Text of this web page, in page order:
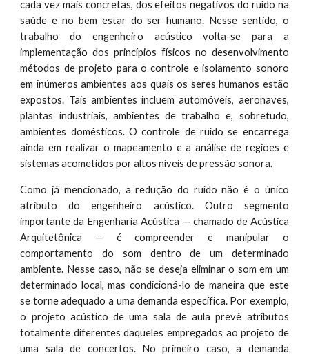
cada vez mais concretas, dos efeitos negativos do ruído na
saúde e no bem estar do ser humano. Nesse sentido, o
trabalho do engenheiro acústico volta-se para a
implementação dos princípios físicos no desenvolvimento
métodos de projeto para o controle e isolamento sonoro
em inúmeros ambientes aos quais os seres humanos estão
expostos. Tais ambientes incluem automóveis, aeronaves,
plantas industriais, ambientes de trabalho e, sobretudo,
ambientes domésticos. O controle de ruído se encarrega
ainda em realizar o mapeamento e a análise de regiões e
sistemas acometidos por altos níveis de pressão sonora.
Como já mencionado, a redução do ruído não é o único
atributo do engenheiro acústico. Outro segmento
importante da Engenharia Acústica — chamado de Acústica
Arquitetônica — é compreender e manipular o
comportamento do som dentro de um determinado
ambiente. Nesse caso, não se deseja eliminar o som em um
determinado local, mas condicioná-lo de maneira que este
se torne adequado a uma demanda específica. Por exemplo,
o projeto acústico de uma sala de aula prevê atributos
totalmente diferentes daqueles empregados ao projeto de
uma sala de concertos. No primeiro caso, a demanda